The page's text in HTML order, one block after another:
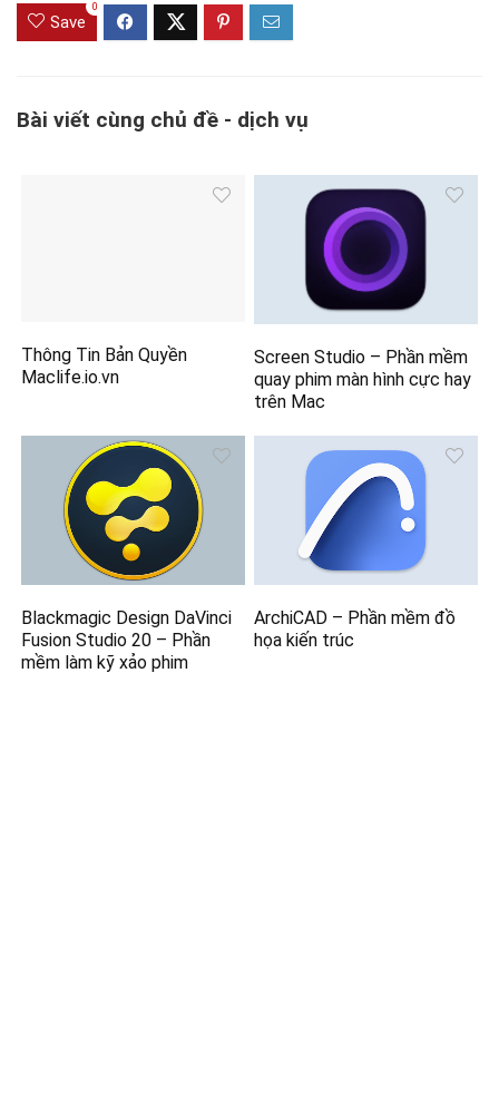
Save
0
Bài viết cùng chủ đề - dịch vụ
Thông Tin Bản Quyền
Maclife.io.vn
Screen Studio – Phần mềm
quay phim màn hình cực hay
trên Mac
Blackmagic Design DaVinci
Fusion Studio 20 – Phần
mềm làm kỹ xảo phim
ArchiCAD – Phần mềm đồ
họa kiến trúc